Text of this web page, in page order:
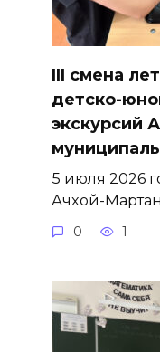
III смена
детско-
экскурсий
5 июля 2026
Ачхой-
0 1